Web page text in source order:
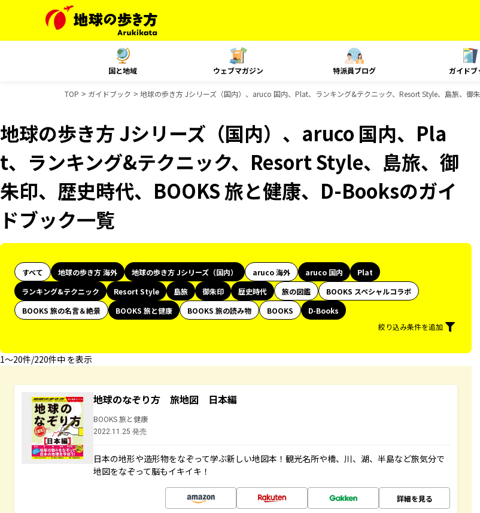
国と地域 ウェブマガジン 特派員ブログ ガイドブ
TOP ガイドブック 地球の歩き方 Jシリーズ（国内）、aruco 国内、Plat、ランキング&テクニック、Resort Style、島旅、御
地球の歩き方 Jシリーズ（国内）、aruco 国内、Pla
t、ランキング&テクニック、Resort Style、島旅、御
朱印、歴史時代、BOOKS 旅と健康、D-Booksのガイ
ドブック一覧
すべて 地球の歩き方 海外 地球の歩き方 Jシリーズ（国内） aruco 海外 aruco 国内
Plat
ランキング&テクニック
Resort Style 島旅 御朱印 歴史時代 旅の図鑑
BOOKS スペシャルコラボ
BOOKS 旅の名言＆絶景
BOOKS 旅と健康 BOOKS 旅の読み物 BOOKS
D-Books
絞り込み条件を追加
1〜20件/220件中 を表示
地球のなぞり方 旅地図 日本編
BOOKS 旅と健康
2022.11.25 発売
日本の地形や造形物をなぞって学ぶ新しい地図本！観光名所や橋、川、湖、半島など旅気分で
地図をなぞって脳もイキイキ！
詳細を見る